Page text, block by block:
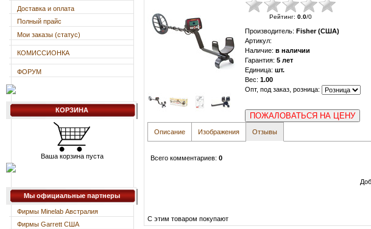
Доставка и оплата
Полный прайс
Мои заказы (статус)
КОМИССИОНКА
ФОРУМ
КОРЗИНА
Ваша корзина пуста
Мы официальные партнеры
Фирмы Minelab Австралия
Фирмы Garrett США
Рейтинг: 0.0/0
Производитель: Fisher (США)
Артикул:
Наличие: в наличии
Гарантия: 5 лет
Единица: шт.
Вес: 1.00
Опт, под заказ, розница:
ПОЖАЛОВАТЬСЯ НА ЦЕНУ
Описание Изображения Отзывы
Всего комментариев: 0
С этим товаром покупают